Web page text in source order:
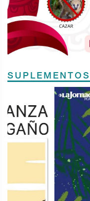
SUPLEMENTOS